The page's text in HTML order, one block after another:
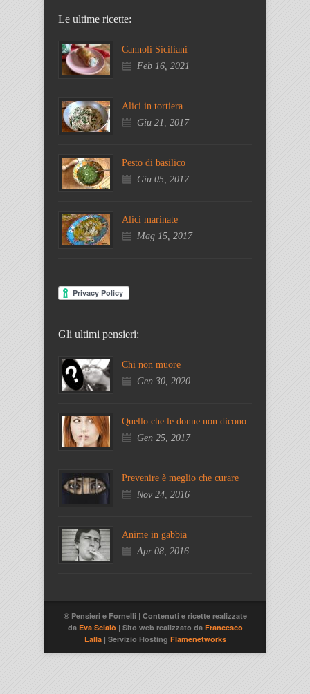
Le ultime ricette:
Cannoli Siciliani
Feb 16, 2021
Alici in tortiera
Giu 21, 2017
Pesto di basilico
Giu 05, 2017
Alici marinate
Mag 15, 2017
Gli ultimi pensieri:
Chi non muore
Gen 30, 2020
Quello che le donne non dicono
Gen 25, 2017
Prevenire è meglio che curare
Nov 24, 2016
Anime in gabbia
Apr 08, 2016
® Pensieri e Fornelli | Contenuti e ricette realizzate
da Eva Scialò | Sito web realizzato da Francesco
Lalla | Servizio Hosting Flamenetworks